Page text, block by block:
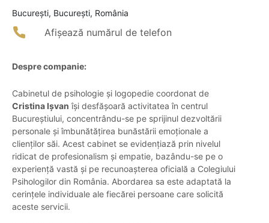
Bucureşti, București, România
Afișează numărul de telefon
Despre companie:
Cabinetul de psihologie și logopedie coordonat de
Cristina Ișvan își desfășoară activitatea în centrul
Bucureștiului, concentrându-se pe sprijinul dezvoltării
personale și îmbunătățirea bunăstării emoționale a
clienților săi. Acest cabinet se evidențiază prin nivelul
ridicat de profesionalism și empatie, bazându-se pe o
experiență vastă și pe recunoașterea oficială a Colegiului
Psihologilor din România. Abordarea sa este adaptată la
cerințele individuale ale fiecărei persoane care solicită
aceste servicii.